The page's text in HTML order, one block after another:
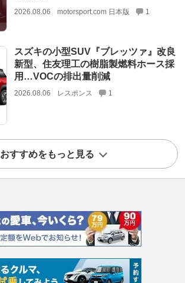
2026.08.06 motorsport.com 日本版 1
スズキの小型SUV『ブレッツァ』改良
新型、住友理工の樹脂製燃料ホース採
用…VOCの排出量削減
2026.08.06 レスポンス 1
おすすめをもっと見る